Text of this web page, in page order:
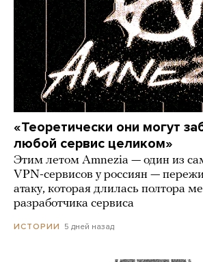
«Теоретически они могут
любой сервис целиком»
Этим летом Amnezia — один из
VPN-сервисов у россиян —
атаку, которая длилась полтора
разработчика сервиса
ИСТОРИИ 5 дней назад